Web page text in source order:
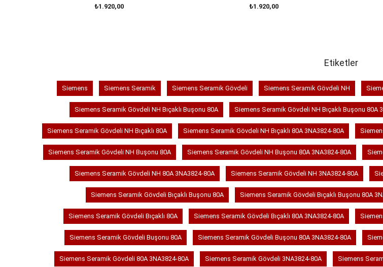
₺1.920,00
₺1.920,00
Etiketler
Siemens Siemens Seramik Siemens Seramik Gövdeli Siemens Seramik Gövdeli NH
Siemens Seramik Gövdeli NH Bıçaklı Buşonu 80A Siemens Seramik Gövdeli NH Bıçaklı Buşonu 80A
Siemens Seramik Gövdeli NH Bıçaklı 80A Siemens Seramik Gövdeli NH Bıçaklı 80A 3NA3824-80A
Siemens Seramik Gövdeli NH Buşonu 80A Siemens Seramik Gövdeli NH Buşonu 80A 3NA3824-80A
Siemens Seramik Gövdeli NH 80A 3NA3824-80A Siemens Seramik Gövdeli NH 3NA3824-80A
Siemens Seramik Gövdeli Bıçaklı Buşonu 80A Siemens Seramik Gövdeli Bıçaklı Buşonu 80A
Siemens Seramik Gövdeli Bıçaklı 80A Siemens Seramik Gövdeli Bıçaklı 80A 3NA3824-80A
Siemens Seramik Gövdeli Buşonu 80A Siemens Seramik Gövdeli Buşonu 80A 3NA3824-80A
Siemens Seramik Gövdeli 80A 3NA3824-80A Siemens Seramik Gövdeli 3NA3824-80A Siemens